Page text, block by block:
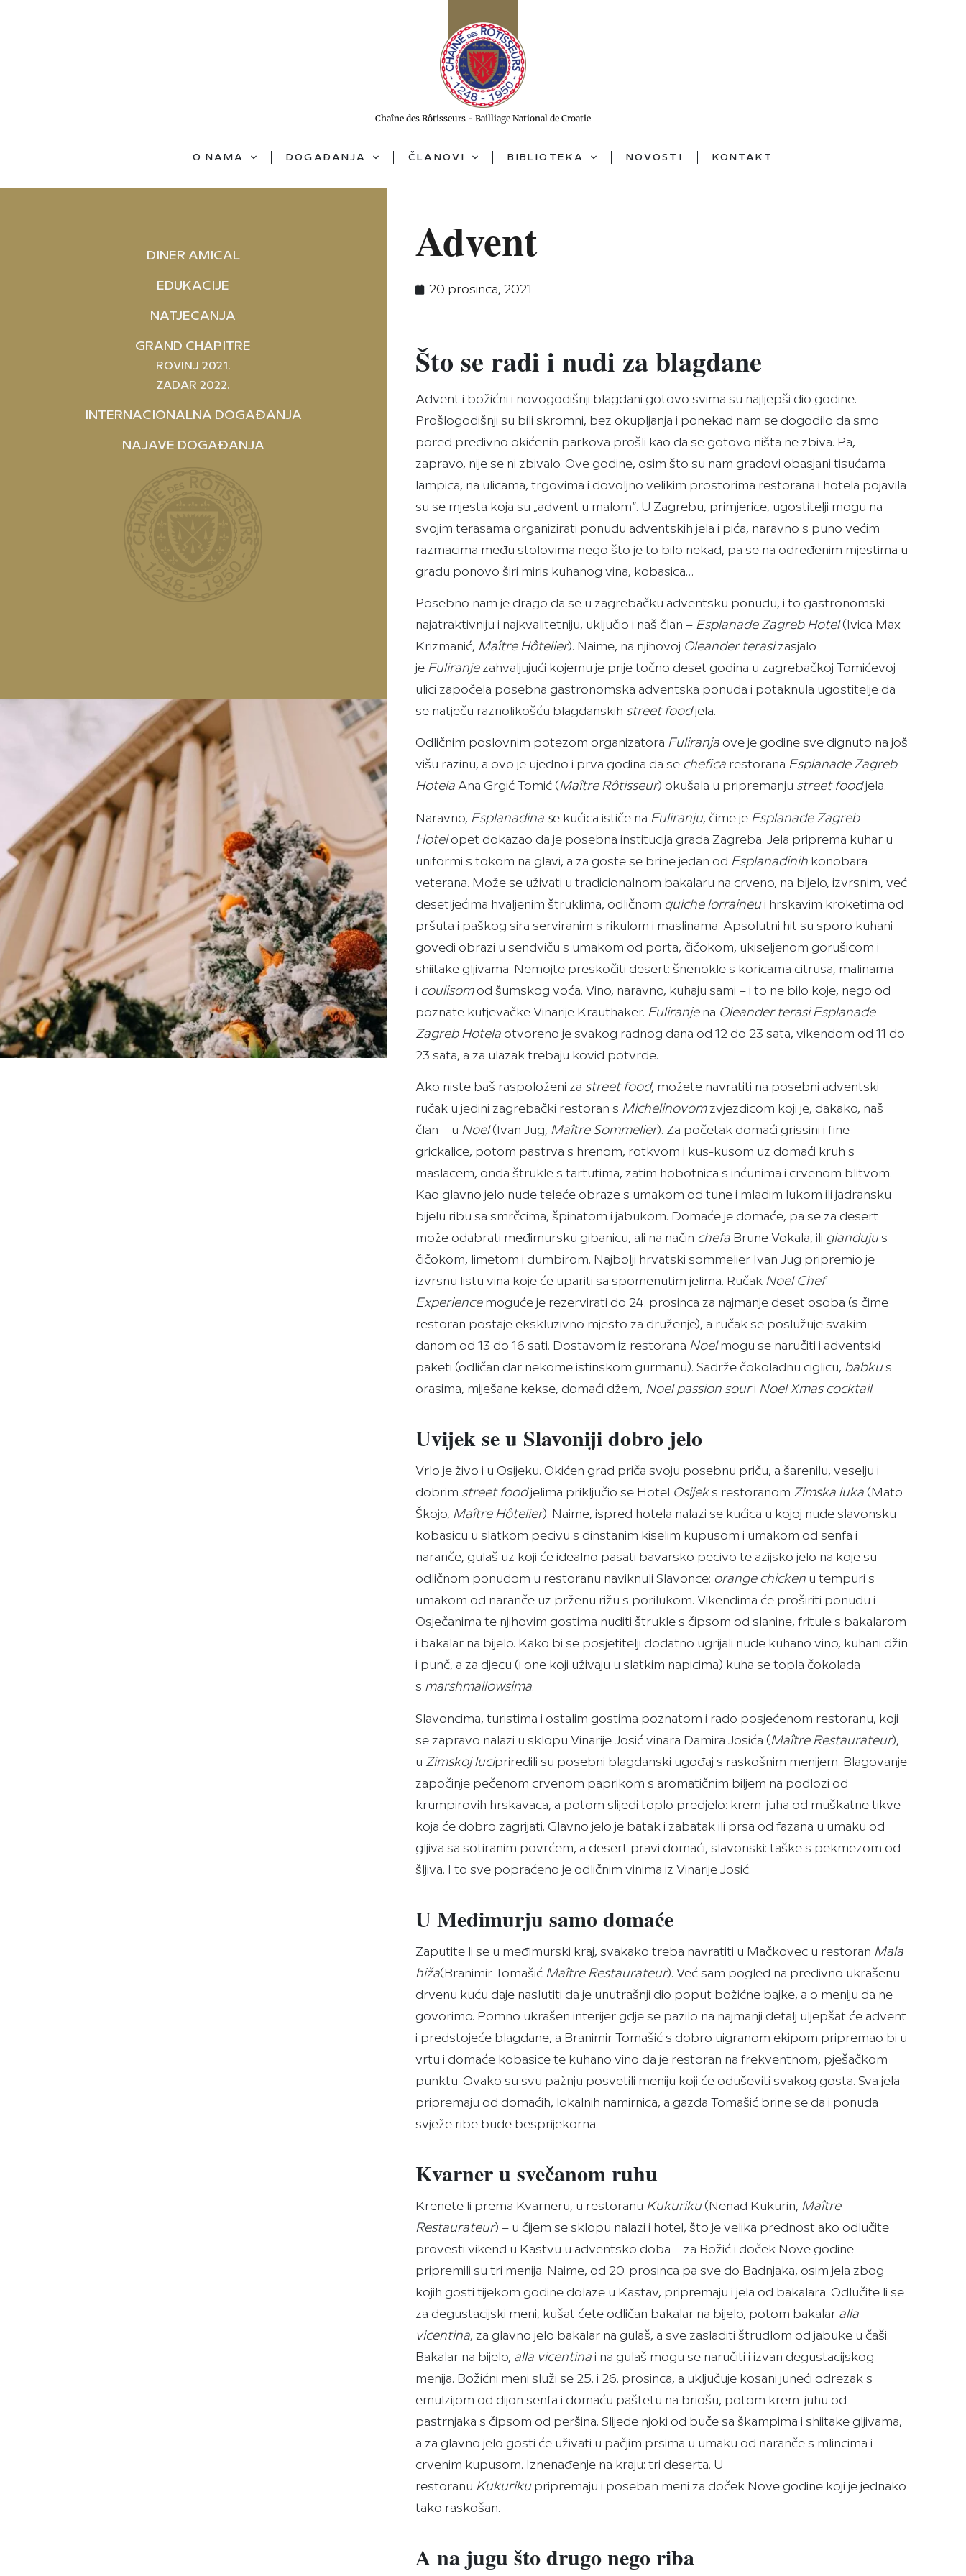
Chaîne des Rôtisseurs - Bailliage National de Croatie
O NAMA DOGAĐANJA ČLANOVI BIBLIOTEKA NOVOSTI KONTAKT
DINER AMICAL
EDUKACIJE
NATJECANJA
GRAND CHAPITRE
ROVINJ 2021.
ZADAR 2022.
INTERNACIONALNA DOGAĐANJA
NAJAVE DOGAĐANJA
Advent
20 prosinca, 2021
Što se radi i nudi za blagdane
Advent i božićni i novogodišnji blagdani gotovo svima su najljepši dio godine.
Prošlogodišnji su bili skromni, bez okupljanja i ponekad nam se dogodilo da smo
pored predivno okićenih parkova prošli kao da se gotovo ništa ne zbiva. Pa,
zapravo, nije se ni zbivalo. Ove godine, osim što su nam gradovi obasjani tisućama
lampica, na ulicama, trgovima i dovoljno velikim prostorima restorana i hotela pojavila
su se mjesta koja su „advent u malom“. U Zagrebu, primjerice, ugostitelji mogu na
svojim terasama organizirati ponudu adventskih jela i pića, naravno s puno većim
razmacima među stolovima nego što je to bilo nekad, pa se na određenim mjestima u
gradu ponovo širi miris kuhanog vina, kobasica…
Posebno nam je drago da se u zagrebačku adventsku ponudu, i to gastronomski
najatraktivniju i najkvalitetniju, uključio i naš član – Esplanade Zagreb Hotel(Ivica Max
Krizmanić, Maître Hôtelier). Naime, na njihovoj Oleander terasizasjalo
je Fuliranjezahvaljujući kojemu je prije točno deset godina u zagrebačkoj Tomićevoj
ulici započela posebna gastronomska adventska ponuda i potaknula ugostitelje da
se natječu raznolikošću blagdanskih street foodjela.
Odličnim poslovnim potezom organizatora Fuliranjaove je godine sve dignuto na još
višu razinu, a ovo je ujedno i prva godina da se cheficarestorana Esplanade Zagreb
HotelaAna Grgić Tomić (Maître Rôtisseur) okušala u pripremanju street foodjela.
Naravno, Esplanadina se kućica ističe na Fuliranju, čime je Esplanade Zagreb
Hotelopet dokazao da je posebna institucija grada Zagreba. Jela priprema kuhar u
uniformi s tokom na glavi, a za goste se brine jedan od Esplanadinih konobara
veterana. Može se uživati u tradicionalnom bakalaru na crveno, na bijelo, izvrsnim, već
desetljećima hvaljenim štruklima, odličnom quiche lorraineui hrskavim kroketima od
pršuta i paškog sira serviranim s rikulom i maslinama. Apsolutni hit su sporo kuhani
goveđi obrazi u sendviču s umakom od porta, čičokom, ukiseljenom gorušicom i
shiitake gljivama. Nemojte preskočiti desert: šnenokle s koricama citrusa, malinama
i coulisomod šumskog voća. Vino, naravno, kuhaju sami – i to ne bilo koje, nego od
poznate kutjevačke Vinarije Krauthaker. Fuliranje na Oleander terasi Esplanade
Zagreb Hotela otvoreno je svakog radnog dana od 12 do 23 sata, vikendom od 11 do
23 sata, a za ulazak trebaju kovid potvrde.
Ako niste baš raspoloženi za street food, možete navratiti na posebni adventski
ručak u jedini zagrebački restoran s Michelinovomzvjezdicom koji je, dakako, naš
član – u Noel(Ivan Jug, Maître Sommelier). Za početak domaći grissini i fine
grickalice, potom pastrva s hrenom, rotkvom i kus-kusom uz domaći kruh s
maslacem, onda štrukle s tartufima, zatim hobotnica s inćunima i crvenom blitvom.
Kao glavno jelo nude teleće obraze s umakom od tune i mladim lukom ili jadransku
bijelu ribu sa smrčcima, špinatom i jabukom. Domaće je domaće, pa se za desert
može odabrati međimursku gibanicu, ali na način chefaBrune Vokala, ili giandujus
čičokom, limetom i đumbirom. Najbolji hrvatski sommelier Ivan Jug pripremio je
izvrsnu listu vina koje će upariti sa spomenutim jelima. Ručak Noel Chef
Experiencemoguće je rezervirati do 24. prosinca za najmanje deset osoba (s čime
restoran postaje ekskluzivno mjesto za druženje), a ručak se poslužuje svakim
danom od 13 do 16 sati. Dostavom iz restorana Noelmogu se naručiti i adventski
paketi (odličan dar nekome istinskom gurmanu). Sadrže čokoladnu ciglicu, babkus
orasima, miješane kekse, domaći džem, Noel passion souri Noel Xmas cocktail.
Uvijek se u Slavoniji dobro jelo
Vrlo je živo i u Osijeku. Okićen grad priča svoju posebnu priču, a šarenilu, veselju i
dobrim street foodjelima priključio se Hotel Osijeks restoranom Zimska luka(Mato
Škojo, Maître Hôtelier). Naime, ispred hotela nalazi se kućica u kojoj nude slavonsku
kobasicu u slatkom pecivu s dinstanim kiselim kupusom i umakom od senfa i
naranče, gulaš uz koji će idealno pasati bavarsko pecivo te azijsko jelo na koje su
odličnom ponudom u restoranu naviknuli Slavonce: orange chickenu tempuri s
umakom od naranče uz prženu rižu s porilukom. Vikendima će proširiti ponudu i
Osječanima te njihovim gostima nuditi štrukle s čipsom od slanine, fritule s bakalarom
i bakalar na bijelo. Kako bi se posjetitelji dodatno ugrijali nude kuhano vino, kuhani džin
i punč, a za djecu (i one koji uživaju u slatkim napicima) kuha se topla čokolada
s marshmallowsima.
Slavoncima, turistima i ostalim gostima poznatom i rado posjećenom restoranu, koji
se zapravo nalazi u sklopu Vinarije Josić vinara Damira Josića ( Maître Restaurateur),
u Zimskoj lucipriredili su posebni blagdanski ugođaj s raskošnim menijem. Blagovanje
započinje pečenom crvenom paprikom s aromatičnim biljem na podlozi od
krumpirovih hrskavaca, a potom slijedi toplo predjelo: krem-juha od muškatne tikve
koja će dobro zagrijati. Glavno jelo je batak i zabatak ili prsa od fazana u umaku od
gljiva sa sotiranim povrćem, a desert pravi domaći, slavonski: taške s pekmezom od
šljiva. I to sve popraćeno je odličnim vinima iz Vinarije Josić.
U Međimurju samo domaće
Zaputite li se u međimurski kraj, svakako treba navratiti u Mačkovec u restoran Mala
hiža(Branimir Tomašić Maître Restaurateur). Već sam pogled na predivno ukrašenu
drvenu kuću daje naslutiti da je unutrašnji dio poput božićne bajke, a o meniju da ne
govorimo. Pomno ukrašen interijer gdje se pazilo na najmanji detalj uljepšat će advent
i predstojeće blagdane, a Branimir Tomašić s dobro uigranom ekipom pripremao bi u
vrtu i domaće kobasice te kuhano vino da je restoran na frekventnom, pješačkom
punktu. Ovako su svu pažnju posvetili meniju koji će oduševiti svakog gosta. Sva jela
pripremaju od domaćih, lokalnih namirnica, a gazda Tomašić brine se da i ponuda
svježe ribe bude besprijekorna.
Kvarner u svečanom ruhu
Krenete li prema Kvarneru, u restoranu Kukuriku(Nenad Kukurin, Maître
Restaurateur) – u čijem se sklopu nalazi i hotel, što je velika prednost ako odlučite
provesti vikend u Kastvu u adventsko doba – za Božić i doček Nove godine
pripremili su tri menija. Naime, od 20. prosinca pa sve do Badnjaka, osim jela zbog
kojih gosti tijekom godine dolaze u Kastav, pripremaju i jela od bakalara. Odlučite li se
za degustacijski meni, kušat ćete odličan bakalar na bijelo, potom bakalar alla
vicentina, za glavno jelo bakalar na gulaš, a sve zasladiti štrudlom od jabuke u čaši.
Bakalar na bijelo, alla vicentina i na gulaš mogu se naručiti i izvan degustacijskog
menija. Božićni meni služi se 25. i 26. prosinca, a uključuje kosani juneći odrezak s
emulzijom od dijon senfa i domaću paštetu na briošu, potom krem-juhu od
pastrnjaka s čipsom od peršina. Slijede njoki od buče sa škampima i shiitake gljivama,
a za glavno jelo gosti će uživati u pačjim prsima u umaku od naranče s mlincima i
crvenim kupusom. Iznenađenje na kraju: tri deserta. U
restoranu Kukuriku pripremaju i poseban meni za doček Nove godine koji je jednako
tako raskošan.
A na jugu što drugo nego riba